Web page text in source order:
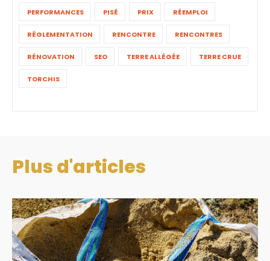
PERFORMANCES PISÉ PRIX RÉEMPLOI
RÉGLEMENTATION RENCONTRE RENCONTRES
RÉNOVATION SEO TERRE ALLÉGÉE TERRE CRUE
TORCHIS
Plus d'articles